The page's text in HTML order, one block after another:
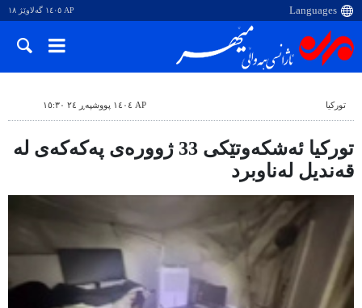
AP ١٤٠٥ گەلاوێژ ١٨
تورکیا AP ١٤٠٤ پووشپەڕ ٢٤ ١٥:٣٠
تورکیا ئەشکەوتێکی 33 ژوورەی پەکەکەی لە
قەندیل لەناوبرد